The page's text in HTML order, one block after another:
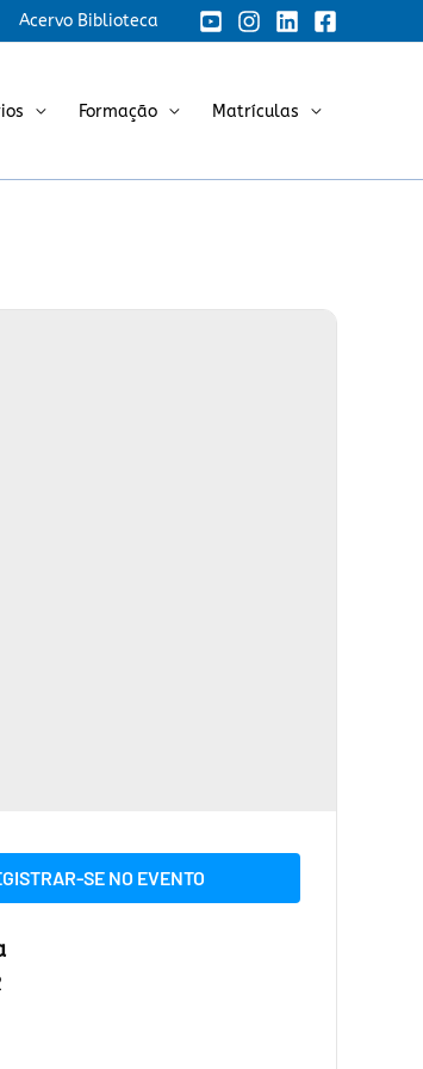
Acervo Biblioteca
Formação Matrículas
SE NO EVENTO